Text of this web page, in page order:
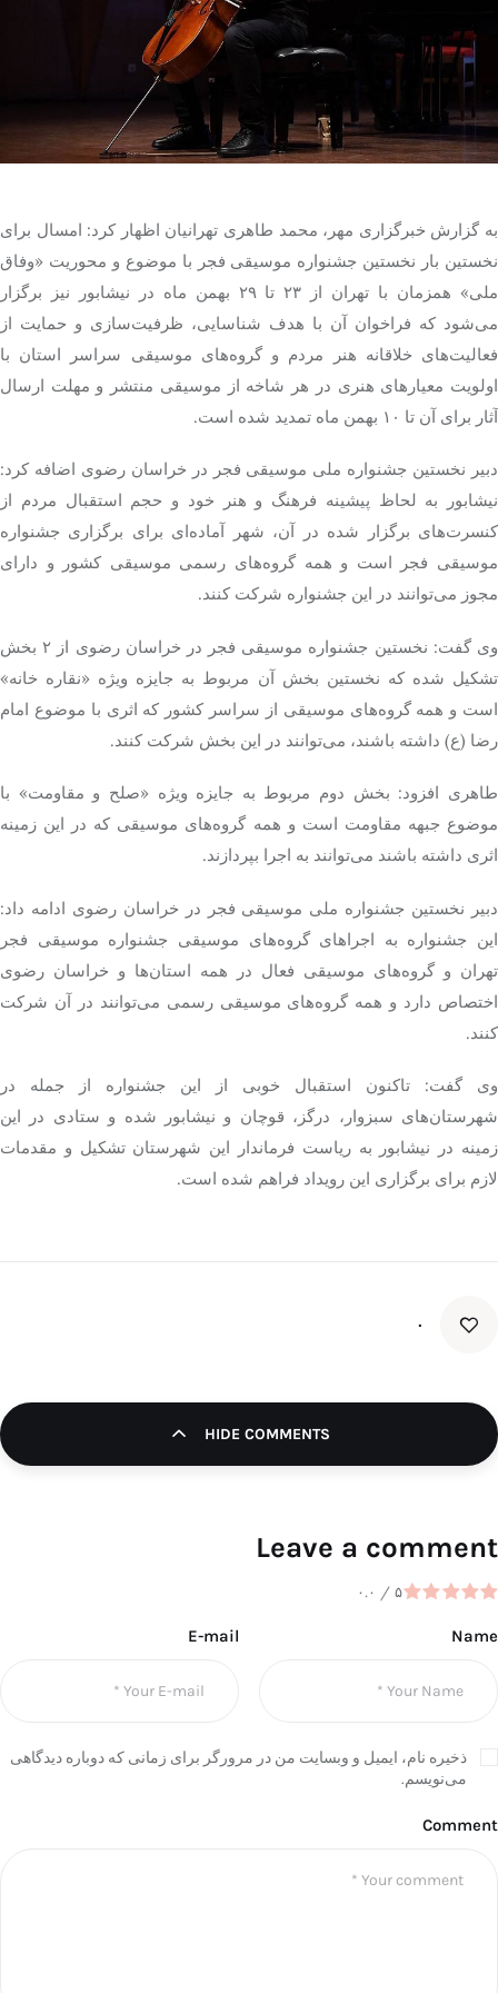
تک کده
پایگاه خبری آبان
خرید موتور ایمپلنت
به گزارش خبرگزاری مهر، محمد طاهری تهرانیان اظهار کرد: امسال برای
نخستین بار نخستین جشنواره موسیقی فجر با موضوع و محوریت «وفاق
ملی» همزمان با تهران از ۲۳ تا ۲۹ بهمن ماه در نیشابور نیز برگزار
می‌شود که فراخوان آن با هدف شناسایی، ظرفیت‌سازی و حمایت از
فعالیت‌های خلاقانه هنر مردم و گروه‌های موسیقی سراسر استان با
اولویت معیارهای هنری در هر شاخه از موسیقی منتشر و مهلت ارسال
آثار برای آن تا ۱۰ بهمن ماه تمدید شده است.
دبیر نخستین جشنواره ملی موسیقی فجر در خراسان رضوی اضافه کرد:
نیشابور به لحاظ پیشینه فرهنگ و هنر خود و حجم استقبال مردم از
کنسرت‌های برگزار شده در آن، شهر آماده‌ای برای برگزاری جشنواره
موسیقی فجر است و همه گروه‌های رسمی موسیقی کشور و دارای
مجوز می‌توانند در این جشنواره شرکت کنند.
وی گفت: نخستین جشنواره موسیقی فجر در خراسان رضوی از ۲ بخش
تشکیل شده که نخستین بخش آن مربوط به جایزه ویژه «نقاره خانه»
است و همه گروه‌های موسیقی از سراسر کشور که اثری با موضوع امام
رضا (ع) داشته باشند، می‌توانند در این بخش شرکت کنند.
طاهری افزود: بخش دوم مربوط به جایزه ویژه «صلح و مقاومت» با
موضوع جبهه مقاومت است و همه گروه‌های موسیقی که در این زمینه
اثری داشته باشند می‌توانند به اجرا بپردازند.
دبیر نخستین جشنواره ملی موسیقی فجر در خراسان رضوی ادامه داد:
این جشنواره به اجراهای گروه‌های موسیقی جشنواره موسیقی فجر
تهران و گروه‌های موسیقی فعال در همه استان‌ها و خراسان رضوی
اختصاص دارد و همه گروه‌های موسیقی رسمی می‌توانند در آن شرکت
کنند.
وی گفت: تاکنون استقبال خوبی از این جشنواره از جمله در
شهرستان‌های سبزوار، درگز ، قوچان و نیشابور شده و ستادی در این
زمینه در نیشابور به ریاست فرماندار این شهرستان تشکیل و مقدمات
لازم برای برگزاری این رویداد فراهم شده است.
۰
HIDE COMMENTS
Leave a comment
۰.۰ / ۵
Name
E-mail
ذخیره نام، ایمیل و وبسایت من در مرورگر برای زمانی که دوباره دیدگاهی
می‌نویسم.
Comment